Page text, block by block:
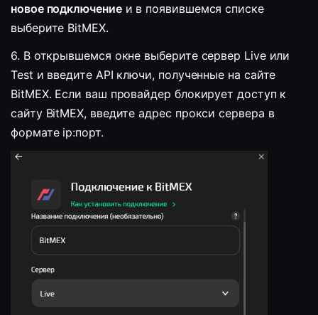
новое подключение и в появившемся списке
выберите BitMEX.
6. В открывшемся окне выберите сервер Live или
Test и введите API ключи, полученные на сайте
BitMEX. Если ваш провайдер блокирует доступ к
сайту BitMEX, введите адрес прокси сервера в
формате ip:порт.